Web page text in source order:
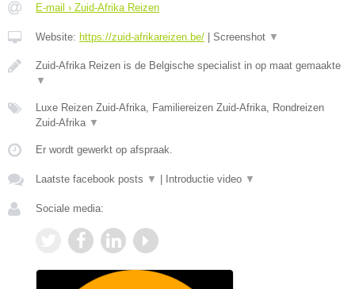
E-mail › Zuid-Afrika Reizen
Website: https://zuid-afrikareizen.be/ Screenshot ▼
Zuid-Afrika Reizen is de Belgische specialist in op maat gemaakte
▼
Luxe Reizen Zuid-Afrika, Familiereizen Zuid-Afrika, Rondreizen
Zuid-Afrika ▼
Er wordt gewerkt op afspraak.
Laatste facebook posts ▼ Introductie video ▼
Sociale media: